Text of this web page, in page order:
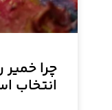
چرا
انتخاب